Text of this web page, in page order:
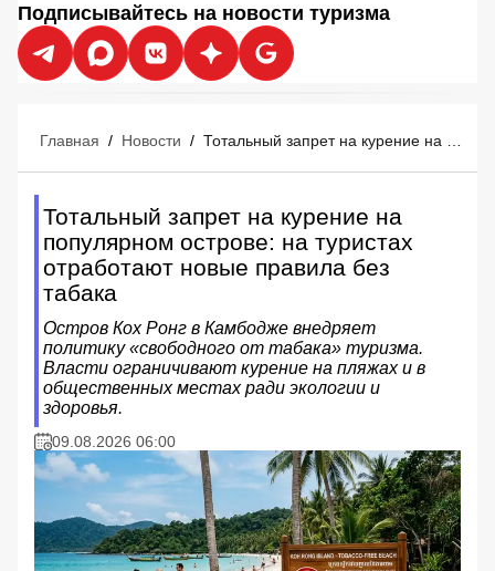
Подписывайтесь на новости туризма
Главная / Новости /
Тотальный запрет на курение на
популярном острове: на туристах
отработают новые правила без
табака
Остров Кох Ронг в Камбодже внедряет
политику «свободного от табака» туризма.
Власти ограничивают курение на пляжах и в
общественных местах ради экологии и
здоровья.
09.08.2026 06:00